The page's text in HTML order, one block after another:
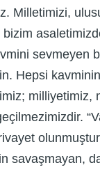
Milletimizi,
sevmeyen
Hepsi
milliyetimiz,
savaşmayan,